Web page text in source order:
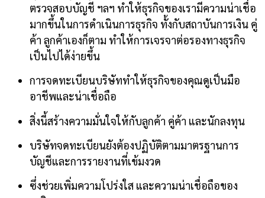
ตรวจสอบบัญชี ฯลฯ ทำให้ธุรกิจของเรามีความน่าเชื่อ
มากขึ้นในการดำเนินการธุรกิจ ทั้งกับสถาบันการเงิน คู่
ค้า ลูกค้าเองก็ตาม ทำให้การเจรจาต่อรองทางธุรกิจ
เป็นไปได้ง่ายขึ้น
การจดทะเบียนบริษัททำให้ธุรกิจของคุณดูเป็นมือ
อาชีพและน่าเชื่อถือ
สิ่งนี้สร้างความมั่นใจให้กับลูกค้า คู่ค้า และนักลงทุน
บริษัทจดทะเบียนยังต้องปฏิบัติตามมาตรฐานการ
บัญชีและการรายงานที่เข้มงวด
ซึ่งช่วยเพิ่มความโปร่งใส และความน่าเชื่อถือของ